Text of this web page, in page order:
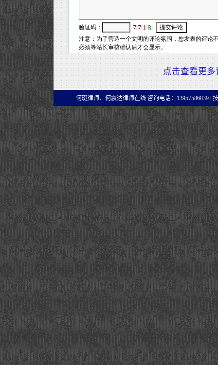
点击查看更多
何珽律师、何震达律师在线 咨询电话：13957586839 |